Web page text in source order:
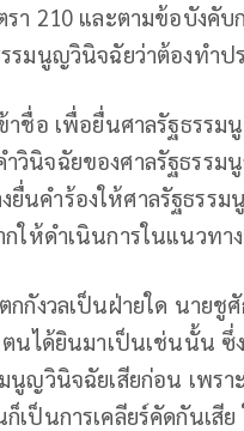
า 210 และตามข้อบังคั
รมนูญ​วินิจฉัยว่าต้องทำป
าชื่อ เพื่อยื่นศาลรัฐธรรม
วินิจฉัยของศาล​รัฐธรร
นคำร้องให้ศาลรัฐธรร
กให้ดำเนินการในแนวทา
กกังวลเป็นฝ่ายใด นายชู
ตนได้ยินมาเป็นเช่นนั้น
นูญวินิจฉัยเสียก่อน เพรา
เป็นการเคลียร์คัดกันเสี